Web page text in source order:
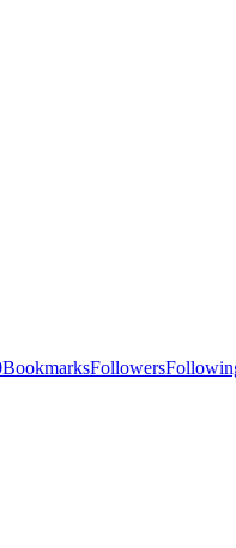
BookmarksFollowers